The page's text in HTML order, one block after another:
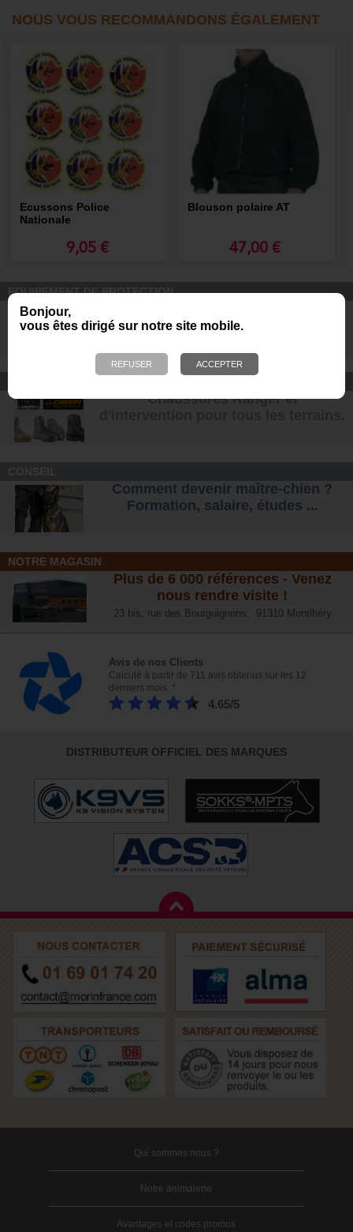
Bonjour,
vous êtes dirigé sur notre site mobile.
NOUS VOUS RECOMMANDONS ÉGALEMENT
Ecussons Police
Nationale
9,05 €
Blouson polaire AT
47,00 €
EQUIPEMENT DE PROTECTION
SYSTEM pour les unités K9
Chaussures Ranger et
Comment devenir maître-chien ?
Formation, salaire, études ...
NOTRE MAGASIN
Plus de 6 000 références - Venez
nous rendre visite !
23 bis, rue des Bourguignons, 91310 Montlhéry
Avis de nos Clients
Calculé à partir de 711 avis obtenus sur les 12
derniers mois. *
4.65/5
DISTRIBUTEUR OFFICIEL DES MARQUES
Qui sommes nous ?
Notre animalerie
Avantages et codes promos